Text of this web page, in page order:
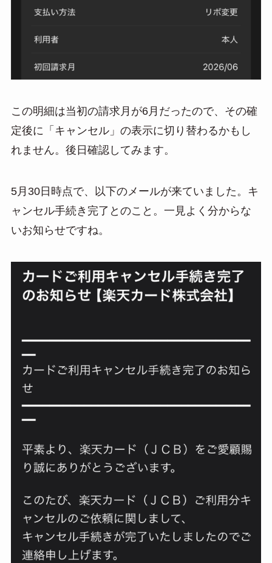
この明細は当初の請求月が6月だったので、その確
定後に「キャンセル」の表示に切り替わるかもし
れません。後日確認してみます。
5月30日時点で、以下のメールが来ていました。キ
ャンセル手続き完了とのこと。一見よく分からな
いお知らせですね。